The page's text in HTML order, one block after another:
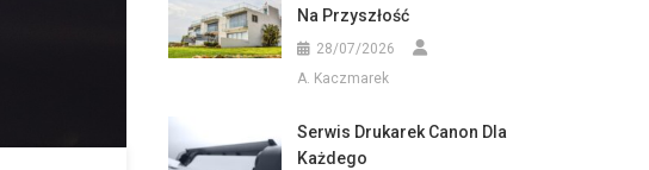
Na Przyszłość
28/07/2026
A. Kaczmarek
Serwis Drukarek Canon Dla
Każdego